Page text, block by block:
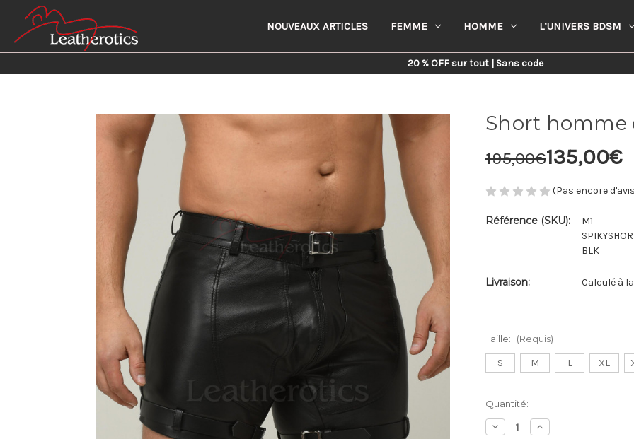
NOUVEAUX ARTICLES FEMME HOMME L’UNIVERS BDSM
20 % OFF sur tout | Sans code
Homme Shorts Short homme en cuir noir
Short homme
195,00€135,00€
(Pas encore
Référence (SKU):
M1-
BLK
Livraison: Calculé à
Taille: (Requis)
S M L XL
Stock
Actuel:
Quantité:
Diminuer
la
Augmenter
la